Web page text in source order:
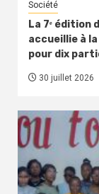
Société
La 7ᵉ édition
accueillie à
pour dix
30 juillet 2026